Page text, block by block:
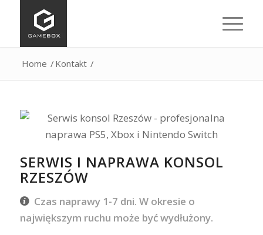
Home / Kontakt /
SERWIS I NAPRAWA KONSOL
RZESZÓW
Czas naprawy 1-7 dni. W okresie o
największym ruchu może być wydłużony.